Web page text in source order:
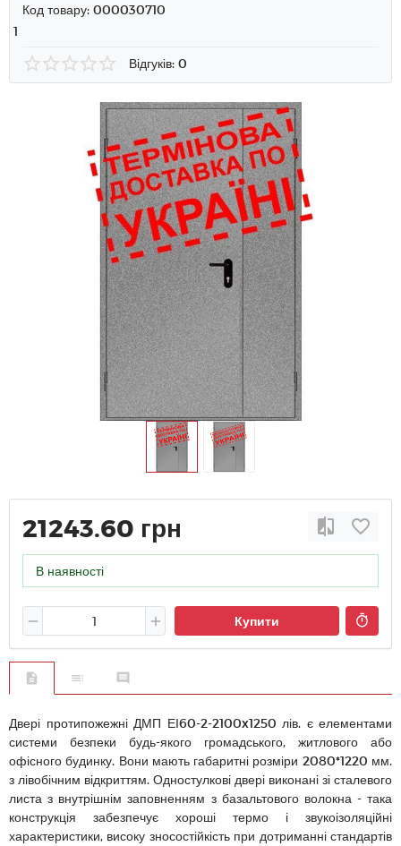
Код товару: 000030710
1
Відгуків: 0
21243.60 грн
В наявності
Купити
Двері протипожежні ДМП ЕІ60-2-2100x1250 лів. є елементами
системи безпеки будь-якого громадського, житлового або
офісного будинку. Вони мають габаритні розміри 2080*1220 мм.
з лівобічним відкриттям. Одностулкові двері виконані зі сталевого
листа з внутрішнім заповненням з базальтового волокна - така
конструкція забезпечує хороші термо і звукоізоляційні
характеристики, високу зносостійкість при дотриманні стандартів